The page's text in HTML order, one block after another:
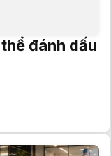
đánh dấu